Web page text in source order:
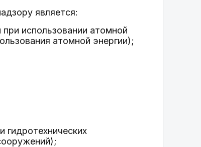
является:
использовании атомной
атомной энергии);
гидротехнических